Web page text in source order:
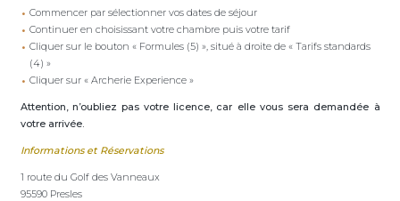
Commencer par sélectionner vos dates de séjour
Continuer en choisissant votre chambre puis votre tarif
Cliquer sur le bouton « Formules (5) », situé à droite de « Tarifs standards
(4) »
Cliquer sur « Archerie Experience »
Attention, n’oubliez pas votre licence, car elle vous sera demandée à
votre arrivée.
Informations et Réservations
1 route du Golf des Vanneaux
95590 Presles